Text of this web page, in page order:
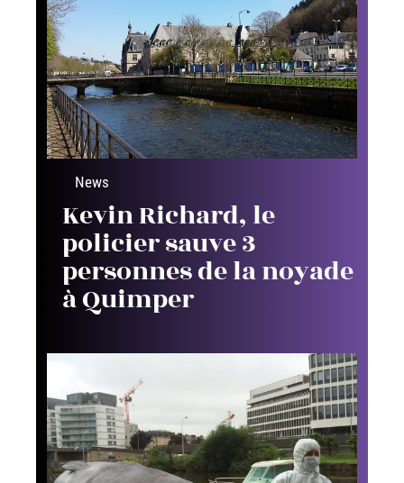
News
Kevin Richard, le
policier sauve 3
personnes de la noyade
à Quimper